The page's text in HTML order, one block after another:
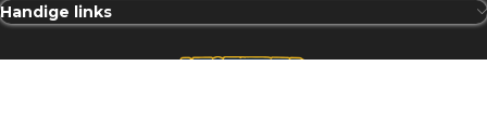
Handige links